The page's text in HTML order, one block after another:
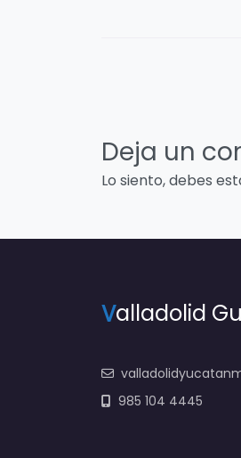
Deja un
Lo siento, debes
Valladolid
985 104 4445